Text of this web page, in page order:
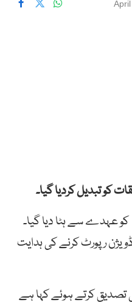
کو تبدیل کردیا گیا۔
عہدے سے ہٹا دیا گیا۔
رپورٹ کرنے کی ہدایت
تصدیق کرتے ہوئے کہا ہے